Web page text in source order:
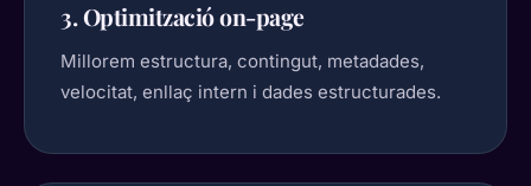
3. Optimització on-page
Millorem estructura, contingut, metadades,
velocitat, enllaç intern i dades estructurades.